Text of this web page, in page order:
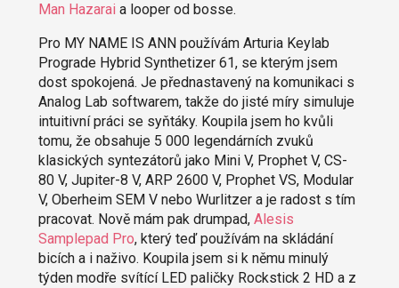
Man Hazarai a looper od bosse.
Pro MY NAME IS ANN používám Arturia Keylab
Prograde Hybrid Synthetizer 61, se kterým jsem
dost spokojená. Je přednastavený na komunikaci s
Analog Lab softwarem, takže do jisté míry simuluje
intuitivní práci se syňtáky. Koupila jsem ho kvůli
tomu, že obsahuje 5 000 legendárních zvuků
klasických syntezátorů jako Mini V, Prophet V, CS-
80 V, Jupiter-8 V, ARP 2600 V, Prophet VS, Modular
V, Oberheim SEM V nebo Wurlitzer a je radost s tím
pracovat. Nově mám pak drumpad, Alesis
Samplepad Pro, který teď používám na skládání
bicích a i naživo. Koupila jsem si k němu minulý
týden modře svítící LED paličky Rockstick 2 HD a z